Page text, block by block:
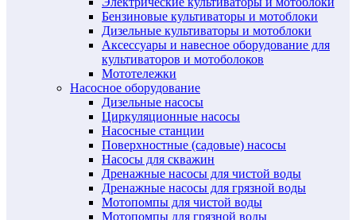
Бензиновые культиваторы и мотоблоки
Дизельные культиваторы и мотоблоки
Аксессуары и навесное оборудование для
культиваторов и мотоболоков
Мототележки
Насосное оборудование
Дизельные насосы
Циркуляционные насосы
Насосные станции
Поверхностные (садовые) насосы
Насосы для скважин
Дренажные насосы для чистой воды
Дренажные насосы для грязной воды
Мотопомпы для чистой воды
Мотопомпы для грязной воды